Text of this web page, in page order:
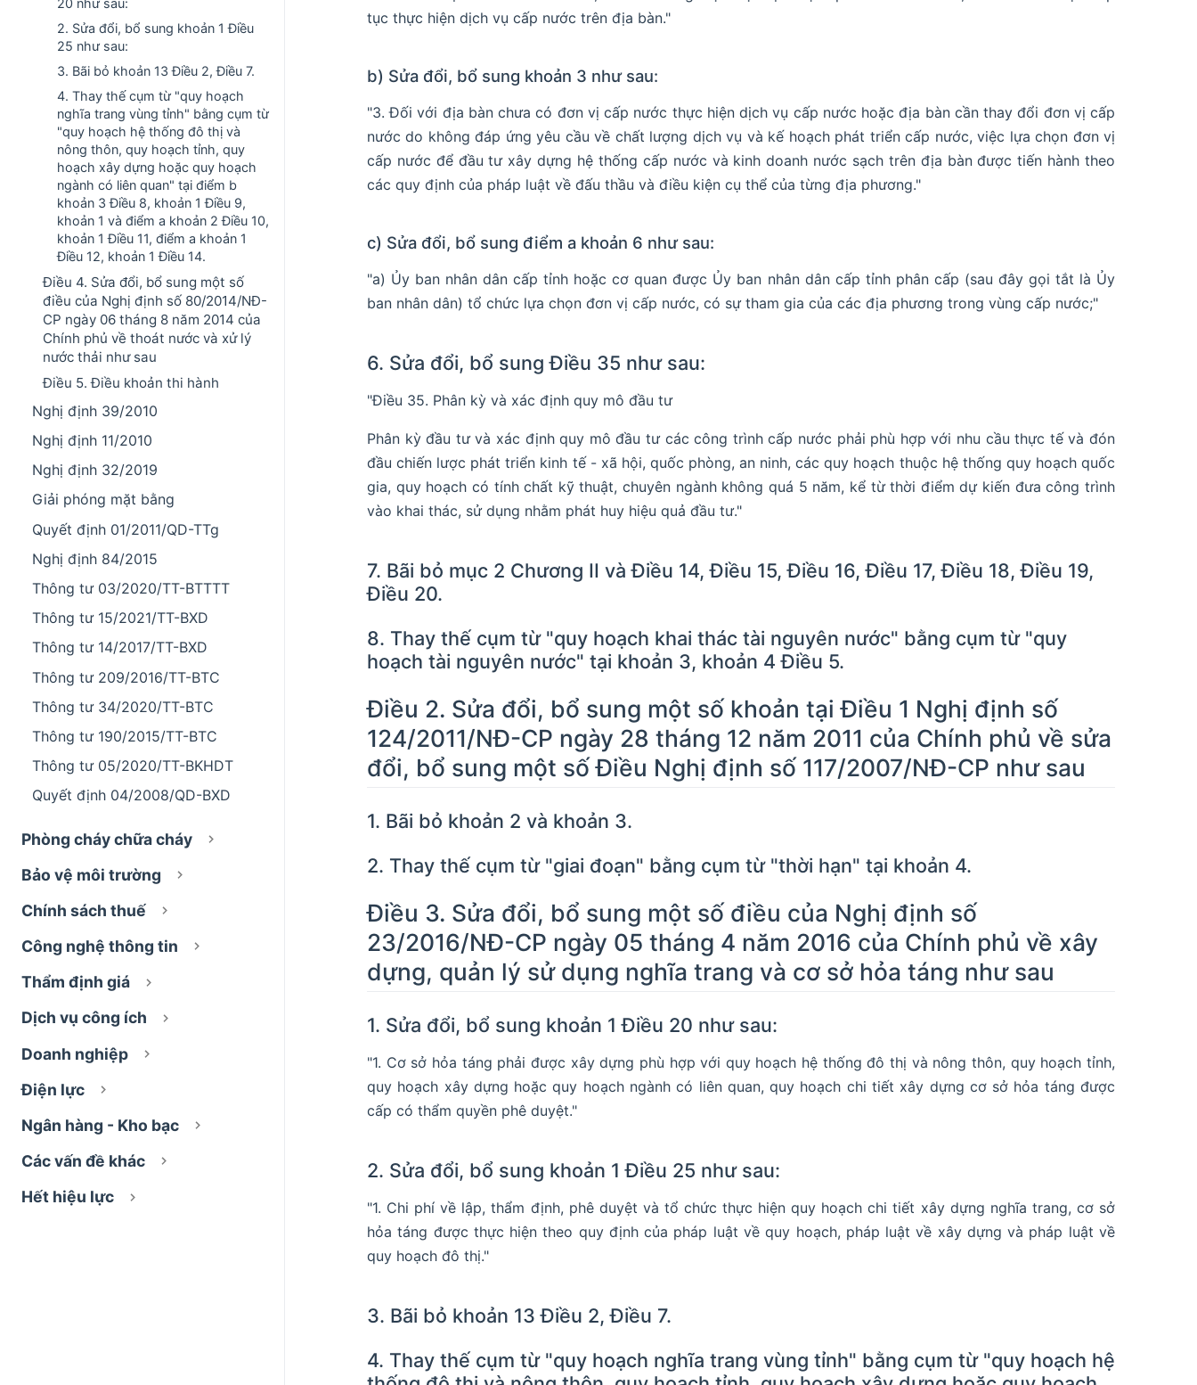
20 như sau:
2. Sửa đổi, bổ sung khoản 1 Điều
25 như sau:
3. Bãi bỏ khoản 13 Điều 2, Điều 7.
4. Thay thế cụm từ "quy hoạch
nghĩa trang vùng tỉnh" bằng cụm từ
"quy hoạch hệ thống đô thị và
nông thôn, quy hoạch tỉnh, quy
hoạch xây dựng hoặc quy hoạch
ngành có liên quan" tại điểm b
khoản 3 Điều 8, khoản 1 Điều 9,
khoản 1 và điểm a khoản 2 Điều 10,
khoản 1 Điều 11, điểm a khoản 1
Điều 12, khoản 1 Điều 14.
Điều 4. Sửa đổi, bổ sung một số
điều của Nghị định số 80/2014/NĐ-
CP ngày 06 tháng 8 năm 2014 của
Chính phủ về thoát nước và xử lý
nước thải như sau
Điều 5. Điều khoản thi hành
Nghị định 39/2010
Nghị định 11/2010
Nghị định 32/2019
Giải phóng mặt bằng
Quyết định 01/2011/QD-TTg
Nghị định 84/2015
Thông tư 03/2020/TT-BTTTT
Thông tư 15/2021/TT-BXD
Thông tư 14/2017/TT-BXD
Thông tư 209/2016/TT-BTC
Thông tư 34/2020/TT-BTC
Thông tư 190/2015/TT-BTC
Thông tư 05/2020/TT-BKHDT
Quyết định 04/2008/QD-BXD
Phòng cháy chữa cháy
Bảo vệ môi trường
Chính sách thuế
Công nghệ thông tin
Thẩm định giá
Dịch vụ công ích
Doanh nghiệp
Điện lực
Ngân hàng - Kho bạc
Các vấn đề khác
Hết hiệu lực
tục thực hiện dịch vụ cấp nước trên địa bàn."
b) Sửa đổi, bổ sung khoản 3 như sau:
"3. Đối với địa bàn chưa có đơn vị cấp nước thực hiện dịch vụ cấp nước hoặc địa bàn cần thay đổi đơn vị cấp
nước do không đáp ứng yêu cầu về chất lượng dịch vụ và kế hoạch phát triển cấp nước, việc lựa chọn đơn vị
cấp nước để đầu tư xây dựng hệ thống cấp nước và kinh doanh nước sạch trên địa bàn được tiến hành theo
các quy định của pháp luật về đấu thầu và điều kiện cụ thể của từng địa phương."
c) Sửa đổi, bổ sung điểm a khoản 6 như sau:
"a) Ủy ban nhân dân cấp tỉnh hoặc cơ quan được Ủy ban nhân dân cấp tỉnh phân cấp (sau đây gọi tắt là Ủy
ban nhân dân) tổ chức lựa chọn đơn vị cấp nước, có sự tham gia của các địa phương trong vùng cấp nước;"
6. Sửa đổi, bổ sung Điều 35 như sau:
"Điều 35. Phân kỳ và xác định quy mô đầu tư
Phân kỳ đầu tư và xác định quy mô đầu tư các công trình cấp nước phải phù hợp với nhu cầu thực tế và đón
đầu chiến lược phát triển kinh tế - xã hội, quốc phòng, an ninh, các quy hoạch thuộc hệ thống quy hoạch quốc
gia, quy hoạch có tính chất kỹ thuật, chuyên ngành không quá 5 năm, kể từ thời điểm dự kiến đưa công trình
vào khai thác, sử dụng nhằm phát huy hiệu quả đầu tư."
7. Bãi bỏ mục 2 Chương II và Điều 14, Điều 15, Điều 16, Điều 17, Điều 18, Điều 19,
Điều 20.
8. Thay thế cụm từ "quy hoạch khai thác tài nguyên nước" bằng cụm từ "quy
hoạch tài nguyên nước" tại khoản 3, khoản 4 Điều 5.
Điều 2. Sửa đổi, bổ sung một số khoản tại Điều 1 Nghị định số
124/2011/NĐ-CP ngày 28 tháng 12 năm 2011 của Chính phủ về sửa
đổi, bổ sung một số Điều Nghị định số 117/2007/NĐ-CP như sau
1. Bãi bỏ khoản 2 và khoản 3.
2. Thay thế cụm từ "giai đoạn" bằng cụm từ "thời hạn" tại khoản 4.
Điều 3. Sửa đổi, bổ sung một số điều của Nghị định số
23/2016/NĐ-CP ngày 05 tháng 4 năm 2016 của Chính phủ về xây
dựng, quản lý sử dụng nghĩa trang và cơ sở hỏa táng như sau
1. Sửa đổi, bổ sung khoản 1 Điều 20 như sau:
"1. Cơ sở hỏa táng phải được xây dựng phù hợp với quy hoạch hệ thống đô thị và nông thôn, quy hoạch tỉnh,
quy hoạch xây dựng hoặc quy hoạch ngành có liên quan, quy hoạch chi tiết xây dựng cơ sở hỏa táng được
cấp có thẩm quyền phê duyệt."
2. Sửa đổi, bổ sung khoản 1 Điều 25 như sau:
"1. Chi phí về lập, thẩm định, phê duyệt và tổ chức thực hiện quy hoạch chi tiết xây dựng nghĩa trang, cơ sở
hỏa táng được thực hiện theo quy định của pháp luật về quy hoạch, pháp luật về xây dựng và pháp luật về
quy hoạch đô thị."
3. Bãi bỏ khoản 13 Điều 2, Điều 7.
4. Thay thế cụm từ "quy hoạch nghĩa trang vùng tỉnh" bằng cụm từ "quy hoạch hệ